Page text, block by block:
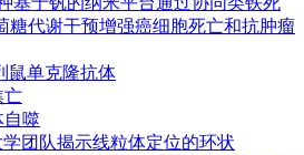
糖代谢干预增强癌细胞死亡和抗肿瘤
鼠单克隆抗体
亡
自噬
团队揭示线粒体定位的环状